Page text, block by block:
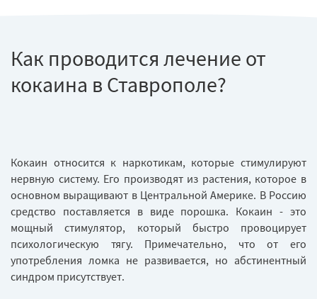
Как проводится лечение от
кокаина в Ставрополе?
Кокаин относится к наркотикам, которые стимулируют
нервную систему. Его производят из растения, которое в
основном выращивают в Центральной Америке. В Россию
средство поставляется в виде порошка. Кокаин - это
мощный стимулятор, который быстро провоцирует
психологическую тягу. Примечательно, что от его
употребления ломка не развивается, но абстинентный
синдром присутствует.